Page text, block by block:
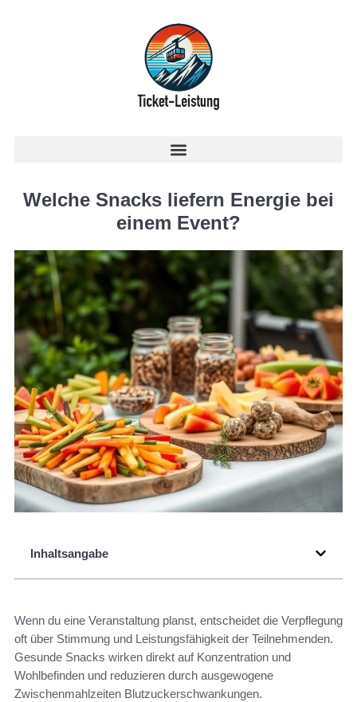
Welche Snacks liefern Energie bei
einem Event?
Inhaltsangabe
Wenn du eine Veranstaltung planst, entscheidet die Verpflegung
oft über Stimmung und Leistungsfähigkeit der Teilnehmenden.
Gesunde Snacks wirken direkt auf Konzentration und
Wohlbefinden und reduzieren durch ausgewogene
Zwischenmahlzeiten Blutzuckerschwankungen.